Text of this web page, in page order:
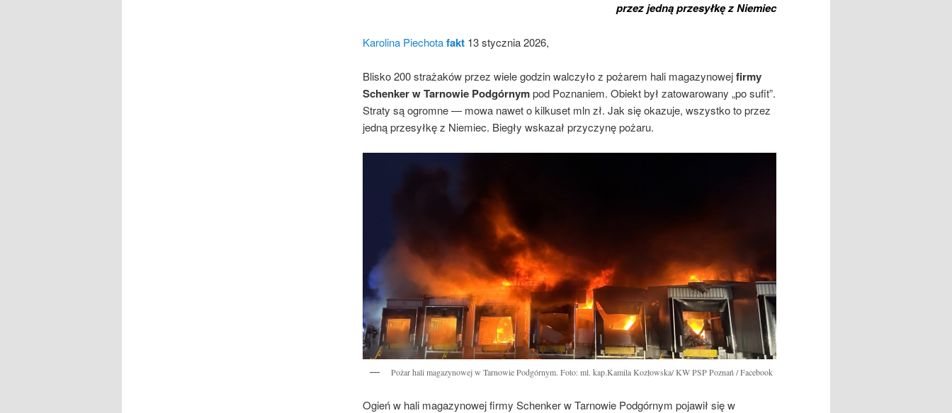
przez jedną przesyłkę z Niemiec
Karolina Piechotafakt 13 stycznia 2026,
Blisko 200 strażaków przez wiele godzin walczyło z pożarem hali magazynowejfirmy
Schenker w Tarnowie Podgórnympod Poznaniem. Obiekt był zatowarowany „po sufit”.
Straty są ogromne — mowa nawet o kilkuset mln zł. Jak się okazuje, wszystko to przez
jedną przesyłkę z Niemiec. Biegły wskazał przyczynę pożaru.
Pożar hali magazynowej w Tarnowie Podgórnym. Foto: ml. kap.Kamila Kozłowska/ KW PSP Poznań / Facebook
Ogień w hali magazynowej firmy Schenker w Tarnowie Podgórnym pojawił się w